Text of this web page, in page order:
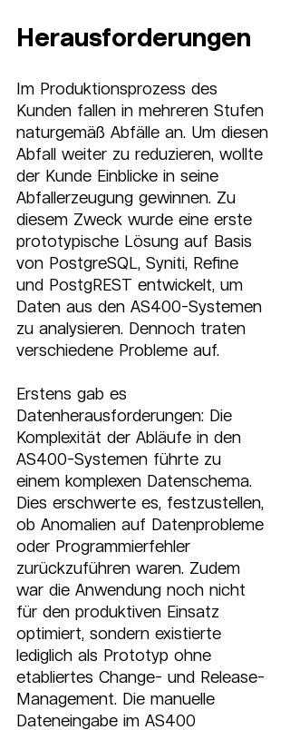
Herausforderungen
Im Produktionsprozess des
Kunden fallen in mehreren Stufen
naturgemäß Abfälle an. Um diesen
Abfall weiter zu reduzieren, wollte
der Kunde Einblicke in seine
Abfallerzeugung gewinnen. Zu
diesem Zweck wurde eine erste
prototypische Lösung auf Basis
von PostgreSQL, Syniti, Refine
und PostgREST entwickelt, um
Daten aus den AS400-Systemen
zu analysieren. Dennoch traten
verschiedene Probleme auf.
Erstens gab es
Datenherausforderungen: Die
Komplexität der Abläufe in den
AS400-Systemen führte zu
einem komplexen Datenschema.
Dies erschwerte es, festzustellen,
ob Anomalien auf Datenprobleme
oder Programmierfehler
zurückzuführen waren. Zudem
war die Anwendung noch nicht
für den produktiven Einsatz
optimiert, sondern existierte
lediglich als Prototyp ohne
etabliertes Change- und Release-
Management. Die manuelle
Dateneingabe im AS400